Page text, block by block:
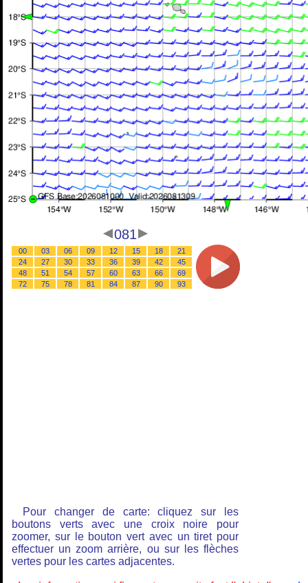
081
00 03 06 09 12 15 18
21
24
27 30 33 36 39 42
45
48
51 54 57 60 63 66
69
72
75 78 81 84 87 90 93
Pour changer de carte: cliquez sur les
boutons verts avec une croix noire pour
zoomer, sur le bouton vert avec un tiret pour
effectuer un zoom arrière, ou sur les flèches
vertes pour les cartes adjacentes.